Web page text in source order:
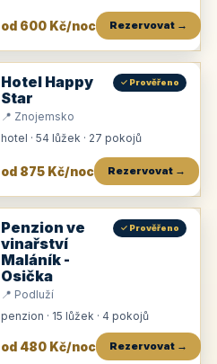
od 600 Kč/noc Rezervovat →
Hotel Happy
Star
✓ Prověřeno
📍 Znojemsko
hotel · 54 lůžek · 27 pokojů
od 875 Kč/noc Rezervovat →
Penzion ve
vinařství
Maláník -
Osička
✓ Prověřeno
📍 Podluží
penzion · 15 lůžek · 4 pokojů
od 480 Kč/noc Rezervovat →